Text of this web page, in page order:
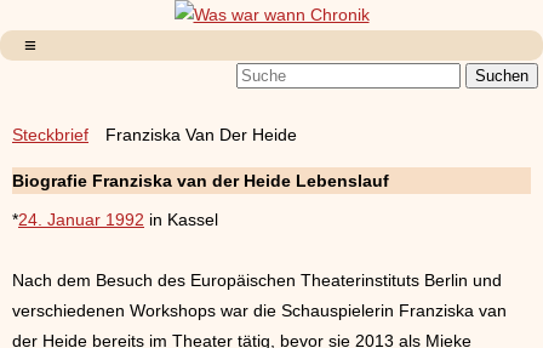
Steckbrief Franziska Van Der Heide
Biografie Franziska van der Heide Lebenslauf
*24. Januar 1992 in Kassel
Nach dem Besuch des Europäischen Theaterinstituts Berlin und
verschiedenen Workshops war die Schauspielerin Franziska van
der Heide bereits im Theater tätig, bevor sie 2013 als Mieke